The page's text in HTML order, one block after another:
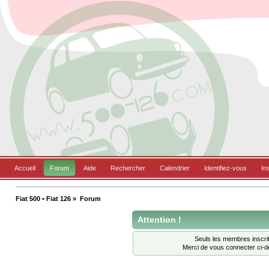
Accueil Forum Aide Rechercher Calendrier Identifiez-vous
Fiat 500 • Fiat 126 » Forum
Attention !
Seuls les membres
Merci de vous connecter ci-